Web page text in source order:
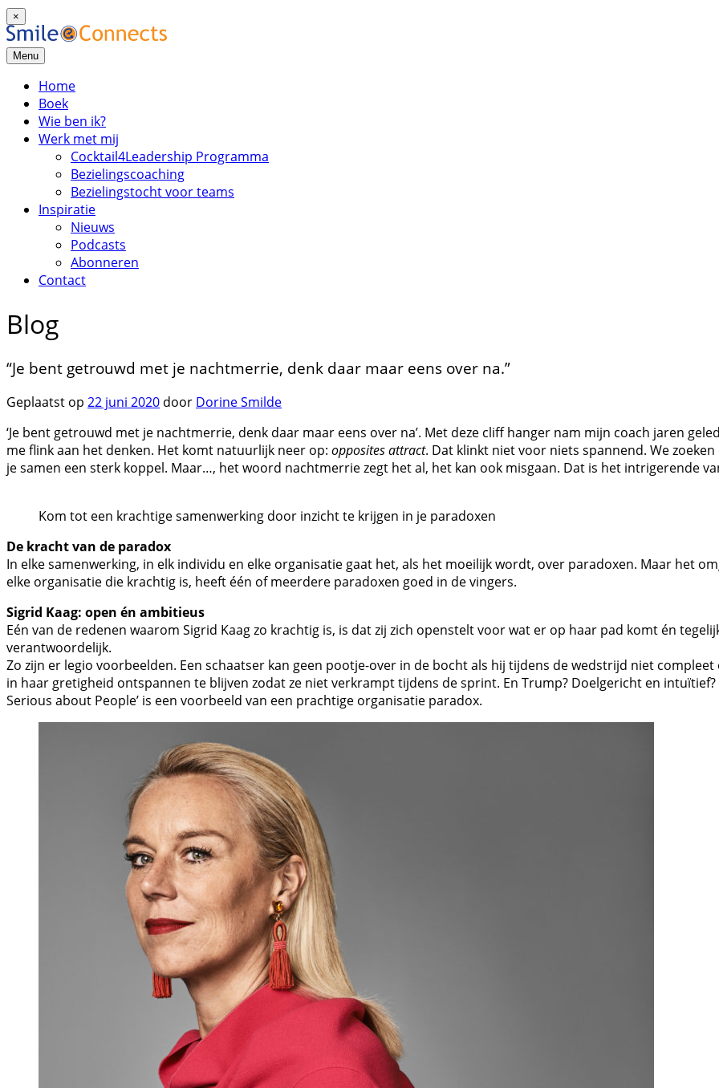
×
Menu
Home
Boek
Wie ben ik?
Werk met mij
Cocktail4Leadership Programma
Bezielingscoaching
Bezielingstocht voor teams
Inspiratie
Nieuws
Podcasts
Abonneren
Contact
Blog
“Je bent getrouwd met je nachtmerrie, denk daar maar eens over na.”
Geplaatst op 22 juni 2020 door Dorine Smilde
‘Je bent getrouwd met je nachtmerrie, denk daar maar eens over na’. Met deze cliff hanger nam mijn coach jaren
me flink aan het denken. Het komt natuurlijk neer op: opposites attract. Dat klinkt niet voor niets spannend. We
je samen een sterk koppel. Maar…, het woord nachtmerrie zegt het al, het kan ook misgaan. Dat is het intrigerende
Kom tot een krachtige samenwerking door inzicht te krijgen in je paradoxen
De kracht van de paradox
In elke samenwerking, in elk individu en elke organisatie gaat het, als het moeilijk wordt, over paradoxen. Maar het
elke organisatie die krachtig is, heeft één of meerdere paradoxen goed in de vingers.
Sigrid Kaag: open én ambitieus
Eén van de redenen waarom Sigrid Kaag zo krachtig is, is dat zij zich openstelt voor wat er op haar pad komt én
verantwoordelijk.
Zo zijn er legio voorbeelden. Een schaatser kan geen pootje-over in de bocht als hij tijdens de wedstrijd niet
in haar gretigheid ontspannen te blijven zodat ze niet verkrampt tijdens de sprint. En Trump? Doelgericht en intuïtief?
Serious about People’ is een voorbeeld van een prachtige organisatie paradox.